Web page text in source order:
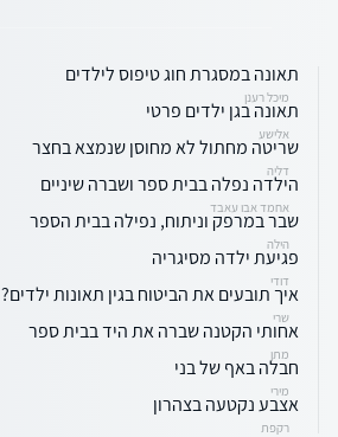
תאונה במסגרת חוג טיפוס לילדים
מיכל רענן
תאונה בגן ילדים פרטי
אלישע
שריטה מחתול לא מחוסן שנמצא בחצר
דליה
הילדה נפלה בבית ספר ושברה שיניים
אחמד אבו עאבד
שבר במרפק וניתוח, נפילה בבית הספר
הילה
פגיעת ילדה מסיגריה
דודי
איך תובעים את הביטוח בגין תאונות ילדים?
שרי
אחותי הקטנה שברה את היד בבית ספר
מתן
חבלה באף של בני
מירי
אצבע נקטעה בצהרון
רקפת